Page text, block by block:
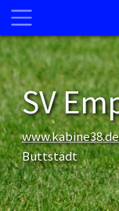
SV
www.kabine38.de
Buttstädt